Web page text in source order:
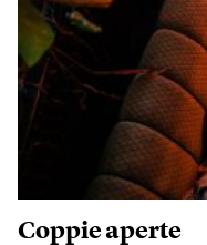
Coppie aperte